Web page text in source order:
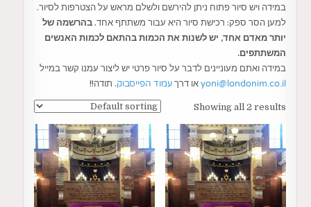
במידה ויש סיור פתוח ניתן להירשם ולשלם מראש על הצטרפות לסיור.
למען הסר ספק: רכישת סיור היא עבור משתתף אחד. בהרשמה של
יותר מאדם אחד, יש לשנות את הכמות בהתאם לכמות האנשים
המשתתפים.
במידה ואתם מעוניינים לדבר על סיור פרטי יש ליצור עמנו קשר במייל
yoni@londonim.co.il או דרך עמוד הפייסבוק. תודה!!
Showing all 2 results